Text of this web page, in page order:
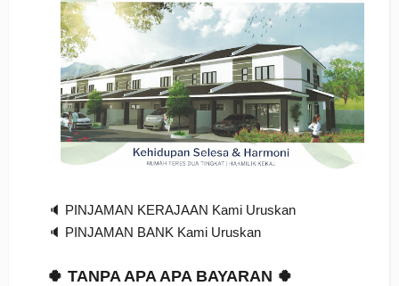
🔈 PINJAMAN KERAJAAN Kami Uruskan
🔈 PINJAMAN BANK Kami Uruskan
🍀 TANPA APA APA BAYARAN 🍀